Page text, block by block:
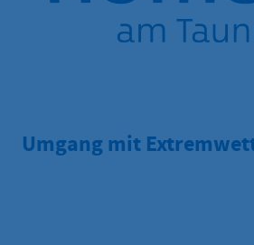
Umgang mit